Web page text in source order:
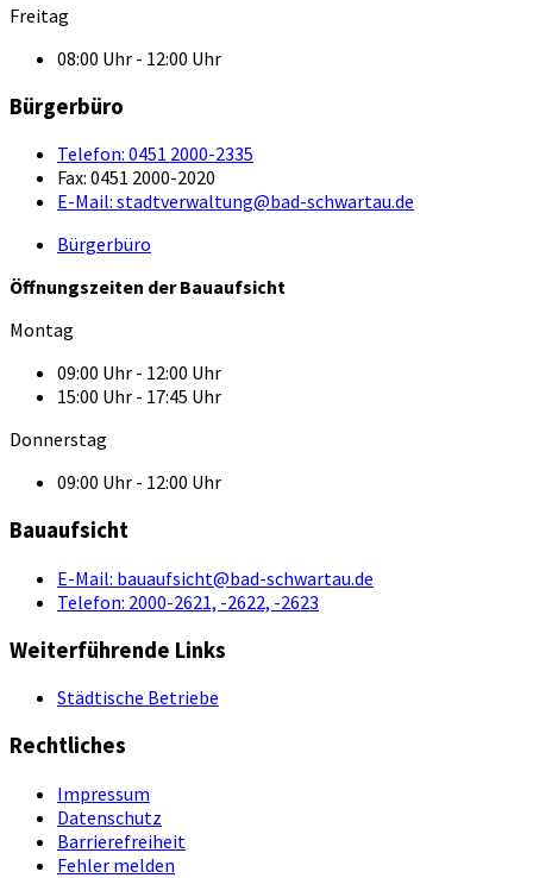
Freitag
08:00 Uhr - 12:00 Uhr
Bürgerbüro
Telefon: 0451 2000-2335
Fax: 0451 2000-2020
E-Mail: stadtverwaltung@bad-schwartau.de
Bürgerbüro
Öffnungszeiten der Bauaufsicht
Montag
09:00 Uhr - 12:00 Uhr
15:00 Uhr - 17:45 Uhr
Donnerstag
09:00 Uhr - 12:00 Uhr
Bauaufsicht
E-Mail: bauaufsicht@bad-schwartau.de
Telefon: 2000-2621, -2622, -2623
Weiterführende Links
Städtische Betriebe
Rechtliches
Impressum
Datenschutz
Barrierefreiheit
Fehler melden